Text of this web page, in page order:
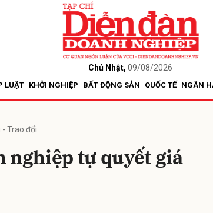
Chủ Nhật, 09/08/2026
LUẬT KHỞI NGHIỆP BẤT ĐỘNG SẢN QUỐC TẾ NGÂN
- Trao đổi
nghiệp tự quyết giá